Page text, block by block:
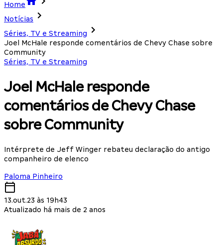
Home
Notícias
Séries, TV e Streaming
Joel McHale responde comentários de Chevy Chase sobre
Community
Séries, TV e Streaming
Joel McHale responde
comentários de Chevy Chase
sobre Community
Intérprete de Jeff Winger rebateu declaração do antigo
companheiro de elenco
Paloma Pinheiro
13.out.23 às 19h43
Atualizado há mais de 2 anos